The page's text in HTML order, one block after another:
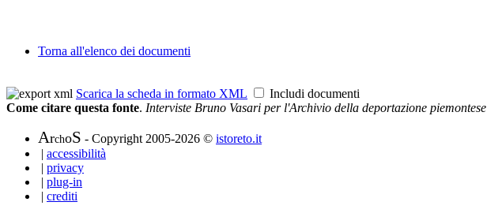
Torna all'elenco dei documenti
Scarica la scheda in formato XML
Includi documenti
Come citare questa fonte. Interviste Bruno Vasari per l'Archivio della deportazione piemontese
ArchoS - Copyright 2005-2026 © istoreto.it
| accessibilità
| privacy
| plug-in
| crediti